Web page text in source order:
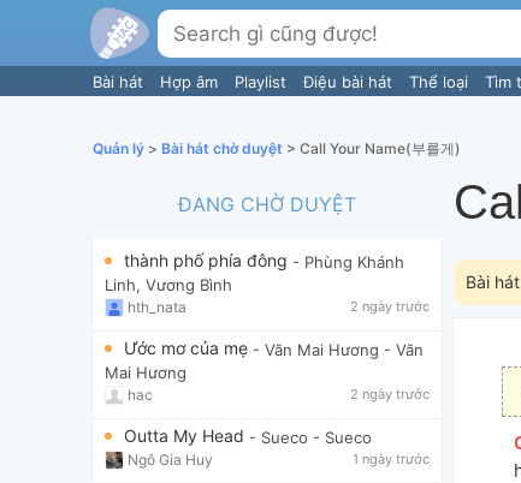
Bài hát Hợp âm Playlist Điệu bài hát Thể loại Tìm
Quản lý > Bài hát chờ duyệt > Call Your Name(부를게)
ĐANG CHỜ DUYỆT
thành phố phía đông - Phùng Khánh
Linh, Vương Bình
hth_nata 2 ngày trước
Ước mơ của mẹ - Văn Mai Hương - Văn
Mai Hương
hac 2 ngày trước
Outta My Head - Sueco - Sueco
Ngô Gia Huy 1 ngày trước
Bài
[